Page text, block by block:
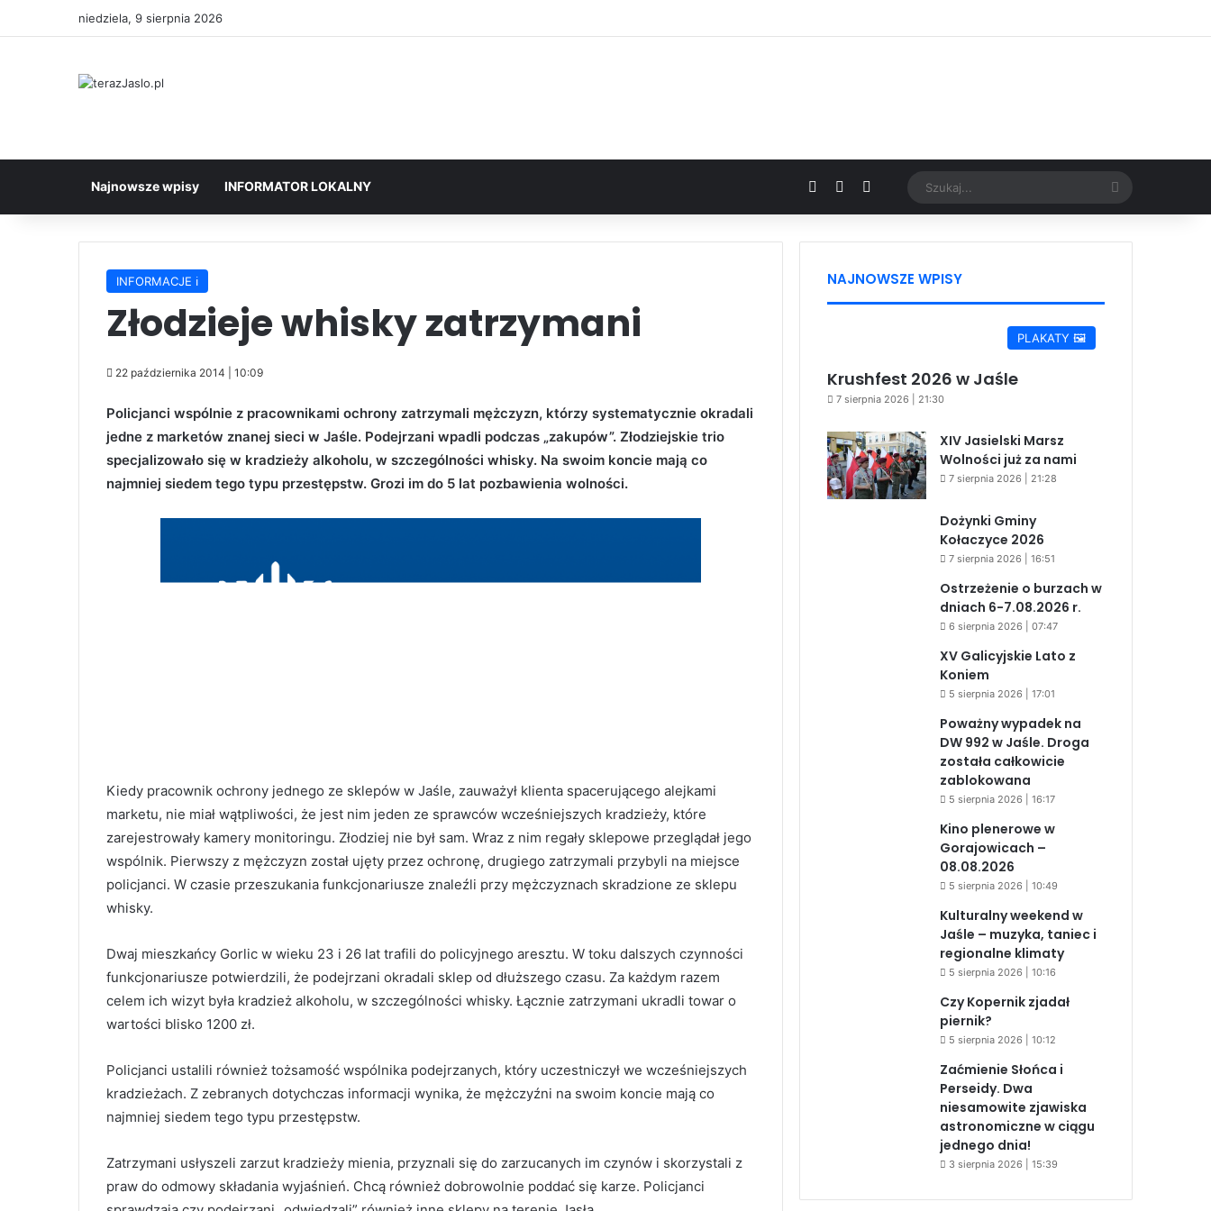
niedziela, 9 sierpnia 2026
Najnowsze wpisy INFORMATOR LOKALNY Facebook YouTubeGoogle News Szukaj...
INFORMACJE ℹ️
Złodzieje whisky zatrzymani
22 października 2014 | 10:09
Policjanci wspólnie z pracownikami ochrony zatrzymali mężczyzn, którzy systematycznie okradali
jedne z marketów znanej sieci w Jaśle. Podejrzani wpadli podczas „zakupów”. Złodziejskie trio
specjalizowało się w kradzieży alkoholu, w szczególności whisky. Na swoim koncie mają co
najmniej siedem tego typu przestępstw. Grozi im do 5 lat pozbawienia wolności.
Kiedy pracownik ochrony jednego ze sklepów w Jaśle, zauważył klienta spacerującego alejkami
marketu, nie miał wątpliwości, że jest nim jeden ze sprawców wcześniejszych kradzieży, które
zarejestrowały kamery monitoringu. Złodziej nie był sam. Wraz z nim regały sklepowe przeglądał jego
wspólnik. Pierwszy z mężczyzn został ujęty przez ochronę, drugiego zatrzymali przybyli na miejsce
policjanci. W czasie przeszukania funkcjonariusze znaleźli przy mężczyznach skradzione ze sklepu
whisky.
Dwaj mieszkańcy Gorlic w wieku 23 i 26 lat trafili do policyjnego aresztu. W toku dalszych czynności
funkcjonariusze potwierdzili, że podejrzani okradali sklep od dłuższego czasu. Za każdym razem
celem ich wizyt była kradzież alkoholu, w szczególności whisky. Łącznie zatrzymani ukradli towar o
wartości blisko 1200 zł.
Policjanci ustalili również tożsamość wspólnika podejrzanych, który uczestniczył we wcześniejszych
kradzieżach. Z zebranych dotychczas informacji wynika, że mężczyźni na swoim koncie mają co
najmniej siedem tego typu przestępstw.
Zatrzymani usłyszeli zarzut kradzieży mienia, przyznali się do zarzucanych im czynów i skorzystali z
praw do odmowy składania wyjaśnień. Chcą również dobrowolnie poddać się karze. Policjanci
NAJNOWSZE WPISY
PLAKATY 🖼️
Krushfest 2026 w Jaśle
7 sierpnia 2026 | 21:30
XIV Jasielski Marsz
Wolności już za nami
7 sierpnia 2026 | 21:28
Dożynki Gminy
Kołaczyce 2026
7 sierpnia 2026 | 16:51
Ostrzeżenie o burzach w
dniach 6-7.08.2026 r.
6 sierpnia 2026 | 07:47
XV Galicyjskie Lato z
Koniem
5 sierpnia 2026 | 17:01
Poważny wypadek na
DW 992 w Jaśle. Droga
została całkowicie
zablokowana
5 sierpnia 2026 | 16:17
Kino plenerowe w
Gorajowicach –
08.08.2026
5 sierpnia 2026 | 10:49
Kulturalny weekend w
Jaśle – muzyka, taniec i
regionalne klimaty
5 sierpnia 2026 | 10:16
Czy Kopernik zjadał
piernik?
5 sierpnia 2026 | 10:12
Zaćmienie Słońca i
Perseidy. Dwa
niesamowite zjawiska
astronomiczne w ciągu
jednego dnia!
3 sierpnia 2026 | 15:39